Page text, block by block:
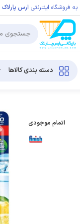
به فروشگاه اینترنتی ارس‌ پارلاک
دسته بندی کالاها
اتمام موجودی